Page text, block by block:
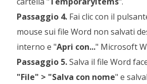
Passaggio 4. Fai clic con il
mouse sui file Word non salvati
interno e "Apri con..." Microsoft
Passaggio 5.Salva il file Word
"File" > "Salva con nome" e